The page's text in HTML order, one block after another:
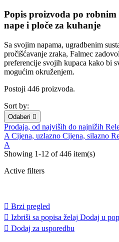
Popis proizvoda po
nape i ploče za kuhanje
Sa svojim napama, ugradbenim
pročišćavanje zraka, Falmec
preferencije svojih kupaca kako bi
mogućim okruženjem.
Postoji 446 proizvoda.
Sort by:
Odaberi 
Prodaja, od najviših do najnižih
A Cijena, uzlazno Cijena, silazno
A
Showing 1-12 of 446 item(s)
Active filters
 Brzi pregled
 Izbriši sa popisa želaj Dodaj u
 Dodaj za usporedbu